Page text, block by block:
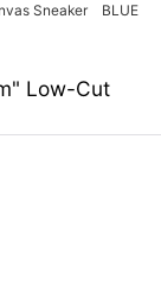
Sneaker BLUE
Low-Cut